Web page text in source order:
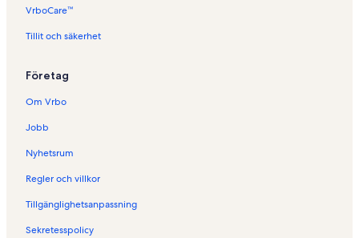
VrboCare™
Tillit och säkerhet
Företag
Om Vrbo
Jobb
Nyhetsrum
Regler och villkor
Tillgänglighetsanpassning
Sekretesspolicy